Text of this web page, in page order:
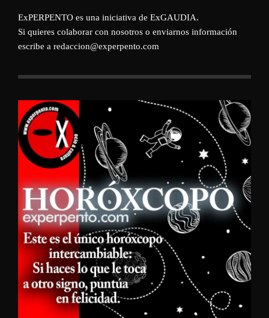
ExPERPENTO es una iniciativa de ExGAUDIA.
Si quieres colaborar con nosotros o enviarnos información
escribe a redaccion@experpento.com